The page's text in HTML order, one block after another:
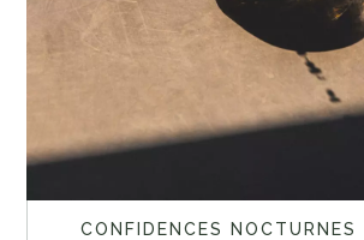
CONFIDENCES NOCTURNES